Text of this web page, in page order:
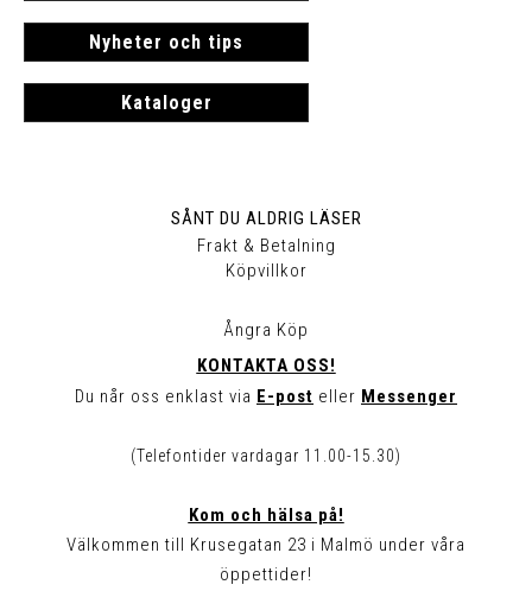
Nyheter och tips
Kataloger
SÅNT DU ALDRIG LÄSER
Frakt & Betalning
Köpvillkor
Ångra Köp
KONTAKTA OSS!
Du når oss enklast via E-post eller Messenger
(Telefontider vardagar 11.00-15.30)
Kom och hälsa på!
Välkommen till Krusegatan 23 i Malmö under våra
öppettider!